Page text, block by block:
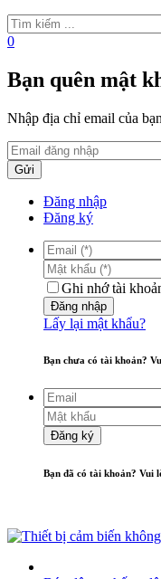
0
Bạn quên mật
Nhập địa chỉ email của
Gửi
Đăng nhập
Đăng ký
Ghi nhớ tài
Đăng nhập
Lấy lại mật khẩu?
Bạn chưa có tài khoản?
Đăng ký
Bạn đã có tài khoản? Vui